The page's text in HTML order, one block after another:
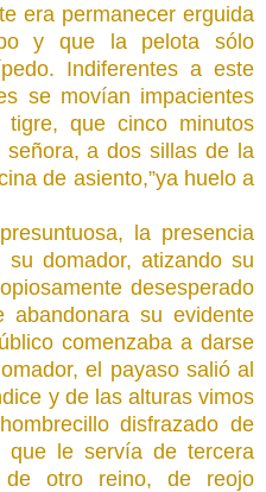
era permanecer erguida
y que la pelota sólo
Indiferentes a este
se movían impacientes
que cinco minutos
a dos sillas de la
de asiento,”ya huelo a
la presencia
domador, atizando su
desesperado
abandonara su evidente
comenzaba a darse
el payaso salió al
y de las alturas vimos
disfrazado de
que le servía de tercera
otro reino, de reojo